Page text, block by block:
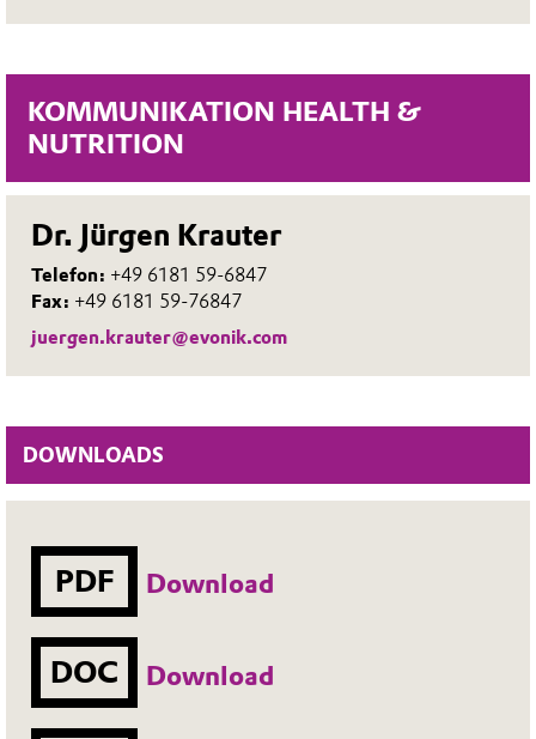
KOMMUNIKATION HEALTH &
NUTRITION
Dr. Jürgen Krauter
Telefon: +49 6181 59-6847
Fax: +49 6181 59-76847
juergen.krauter@evonik.com
DOWNLOADS
PDF Download
DOC Download